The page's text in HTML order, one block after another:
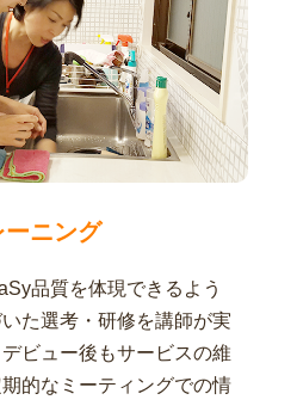
ーニング
品質を体現できるよう
た選考・研修を講師が実
ビュー後もサービスの維
的なミーティングでの情